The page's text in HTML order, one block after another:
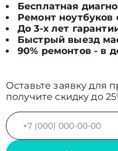
Бесплатная
Ремонт ноутбуков
До 3-х лет
Быстрый выезд
90% ремонтов - в
Оставьте заявку для
получите скидку до